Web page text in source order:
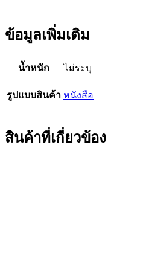
ข้อมูลเพิ่มเติม
น้ำหนัก ไม่ระบุ
รูปแบบสินค้า หนังสือ
สินค้าที่เกี่ยวข้อง